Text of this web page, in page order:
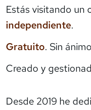
Estás visitando un
independiente.
Gratuito. Sin
Creado y
Desde 2019 he